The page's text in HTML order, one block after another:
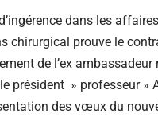
dans les
chirurgical prouve le
de l’ex
président » professeur »
des vœux du